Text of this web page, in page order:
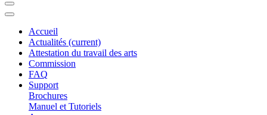
Accueil
Actualités (current)
Attestation du travail des arts
Commission
FAQ
Support
Brochures
Manuel et Tutoriels